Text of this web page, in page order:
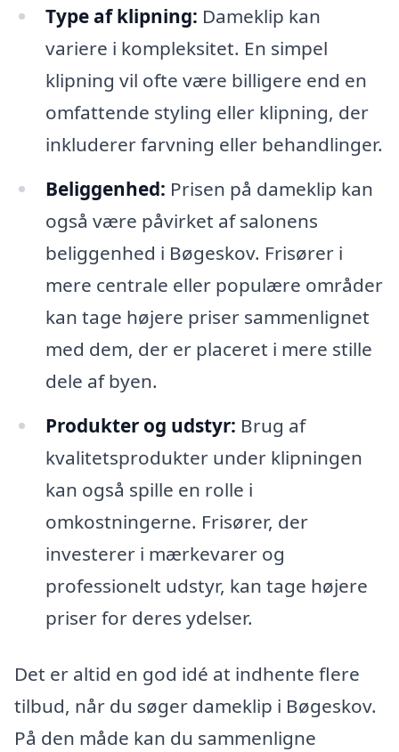
Type af klipning: Dameklip kan
variere i kompleksitet. En simpel
klipning vil ofte være billigere end en
omfattende styling eller klipning, der
inkluderer farvning eller behandlinger.
Beliggenhed: Prisen på dameklip kan
også være påvirket af salonens
beliggenhed i Bøgeskov. Frisører i
mere centrale eller populære områder
kan tage højere priser sammenlignet
med dem, der er placeret i mere stille
dele af byen.
Produkter og udstyr: Brug af
kvalitetsprodukter under klipningen
kan også spille en rolle i
omkostningerne. Frisører, der
investerer i mærkevarer og
professionelt udstyr, kan tage højere
priser for deres ydelser.
Det er altid en god idé at indhente flere
tilbud, når du søger dameklip i Bøgeskov.
På den måde kan du sammenligne